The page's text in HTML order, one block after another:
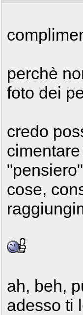
perchè
foto dei
credo
cose,
ah, beh,
adesso ti